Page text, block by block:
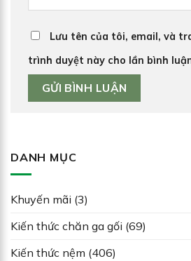
Lưu tên của tôi, email, và
trình duyệt này cho lần bình
DANH MỤC
Khuyến mãi (3)
Kiến thức chăn ga gối (69)
Kiến thức nệm (406)